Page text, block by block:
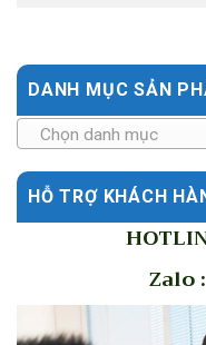
DANH MỤC SẢN
Chọn danh mục
HỖ TRỢ KHÁCH
Zalo :